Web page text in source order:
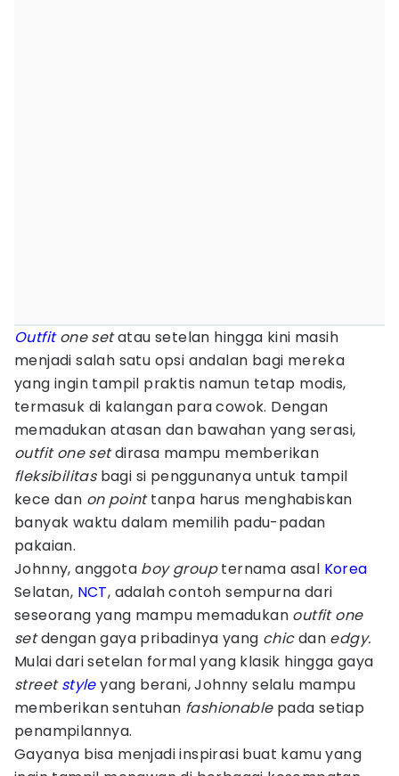
Outfitone setatau setelan hingga kini masih
menjadi salah satu opsi andalan bagi mereka
yang ingin tampil praktis namun tetap modis,
termasuk di kalangan para cowok. Dengan
memadukan atasan dan bawahan yang serasi,
outfit one setdirasa mampu memberikan
fleksibilitasbagi si penggunanya untuk tampil
kece dan on pointtanpa harus menghabiskan
banyak waktu dalam memilih padu-padan
pakaian.
Johnny, anggota boy groupternama asal Korea
Selatan, NCT, adalah contoh sempurna dari
seseorang yang mampu memadukan outfit one
setdengan gaya pribadinya yang chicdan edgy.
Mulai dari setelan formal yang klasik hingga gaya
streetstyleyang berani, Johnny selalu mampu
memberikan sentuhan fashionablepada setiap
penampilannya.
Gayanya bisa menjadi inspirasi buat kamu yang